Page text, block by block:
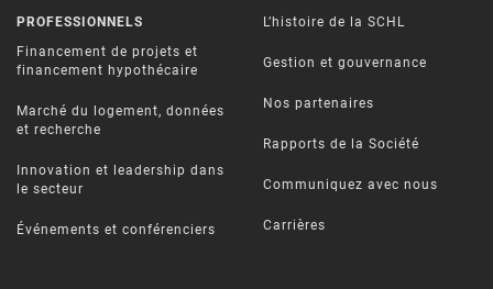
PROFESSIONNELS
Financement de projets et
financement hypothécaire
Marché du logement, données
et recherche
Innovation et leadership dans
le secteur
Événements et conférenciers
L’histoire de la SCHL
Gestion et gouvernance
Nos partenaires
Rapports de la Société
Communiquez avec nous
Carrières